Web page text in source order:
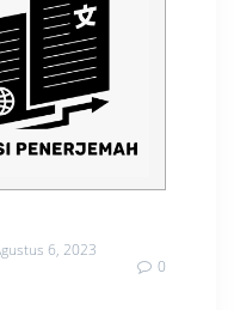
6, 2023
0